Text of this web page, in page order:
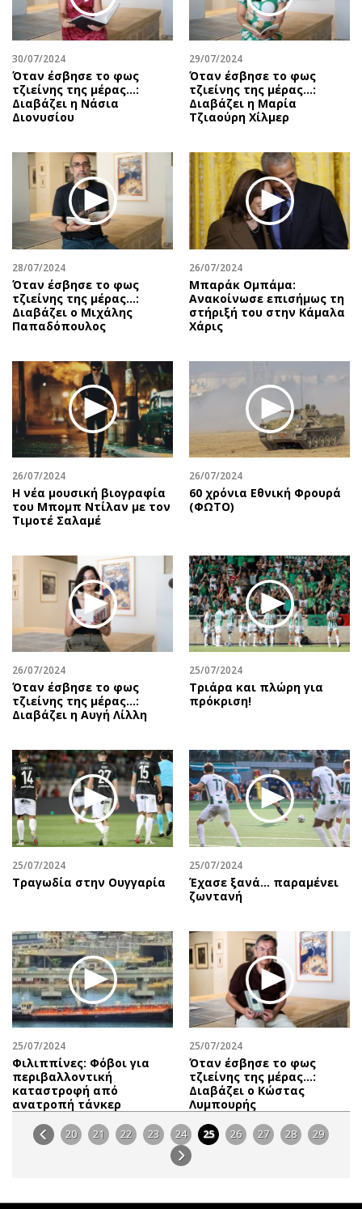
30/07/2024
Όταν έσβησε το φως
τζιείνης της μέρας…:
Διαβάζει η Νάσια
Διονυσίου
29/07/2024
Όταν έσβησε το φως
τζιείνης της μέρας…:
Διαβάζει η Μαρία
Τζιαούρη Χίλμερ
28/07/2024
Όταν έσβησε το φως
τζιείνης της μέρας…:
Διαβάζει ο Μιχάλης
Παπαδόπουλος
26/07/2024
Μπαράκ Ομπάμα:
Ανακοίνωσε επισήμως τη
στήριξή του στην Κάμαλα
Χάρις
26/07/2024
Η νέα μουσική βιογραφία
του Μπομπ Ντίλαν με τον
Τιμοτέ Σαλαμέ
26/07/2024
60 χρόνια Εθνική Φρουρά
(ΦΩΤΟ)
26/07/2024
Όταν έσβησε το φως
τζιείνης της μέρας…:
Διαβάζει η Αυγή Λίλλη
25/07/2024
Τριάρα και πλώρη για
πρόκριση!
25/07/2024
Τραγωδία στην Ουγγαρία
25/07/2024
Έχασε ξανά... παραμένει
ζωντανή
25/07/2024
Φιλιππίνες: Φόβοι για
περιβαλλοντική
καταστροφή από
ανατροπή τάνκερ
25/07/2024
Όταν έσβησε το φως
τζιείνης της μέρας…:
Διαβάζει o Κώστας
Λυμπουρής
20 21 22 23 24 25 26 27 28 29